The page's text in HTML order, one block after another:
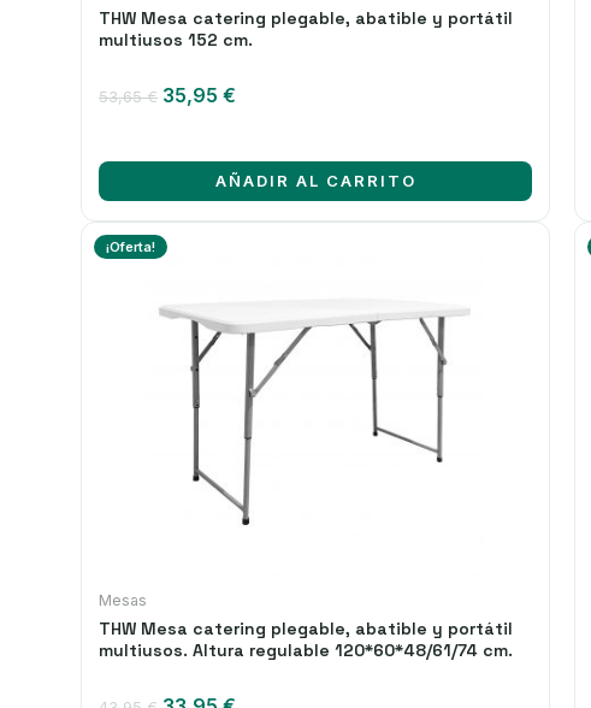
THW Mesa catering plegable, abatible y portátil
multiusos 152 cm.
53,65€ El
era:
53,65 €.
35,95 €
es:
35,95 €.
AÑADIR AL CARRITO
¡Oferta!
Mesas
THW Mesa catering plegable, abatible y portátil
multiusos. Altura regulable 120*60*48/61/74 cm.